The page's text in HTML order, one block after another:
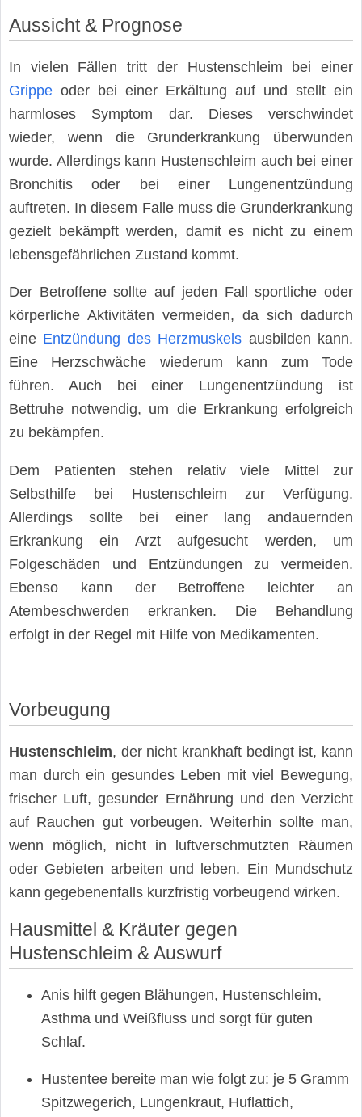
Aussicht & Prognose
In vielen Fällen tritt der Hustenschleim bei einer
Grippe oder bei einer Erkältung auf und stellt ein
harmloses Symptom dar. Dieses verschwindet
wieder, wenn die Grunderkrankung überwunden
wurde. Allerdings kann Hustenschleim auch bei einer
Bronchitis oder bei einer Lungenentzündung
auftreten. In diesem Falle muss die Grunderkrankung
gezielt bekämpft werden, damit es nicht zu einem
lebensgefährlichen Zustand kommt.
Der Betroffene sollte auf jeden Fall sportliche oder
körperliche Aktivitäten vermeiden, da sich dadurch
eine Entzündung des Herzmuskels ausbilden kann.
Eine Herzschwäche wiederum kann zum Tode
führen. Auch bei einer Lungenentzündung ist
Bettruhe notwendig, um die Erkrankung erfolgreich
zu bekämpfen.
Dem Patienten stehen relativ viele Mittel zur
Selbsthilfe bei Hustenschleim zur Verfügung.
Allerdings sollte bei einer lang andauernden
Erkrankung ein Arzt aufgesucht werden, um
Folgeschäden und Entzündungen zu vermeiden.
Ebenso kann der Betroffene leichter an
Atembeschwerden erkranken. Die Behandlung
erfolgt in der Regel mit Hilfe von Medikamenten.
Vorbeugung
Hustenschleim, der nicht krankhaft bedingt ist, kann
man durch ein gesundes Leben mit viel Bewegung,
frischer Luft, gesunder Ernährung und den Verzicht
auf Rauchen gut vorbeugen. Weiterhin sollte man,
wenn möglich, nicht in luftverschmutzten Räumen
oder Gebieten arbeiten und leben. Ein Mundschutz
kann gegebenenfalls kurzfristig vorbeugend wirken.
Hausmittel & Kräuter gegen
Hustenschleim & Auswurf
Anis hilft gegen Blähungen, Hustenschleim,
Asthma und Weißfluss und sorgt für guten
Schlaf.
Hustentee bereite man wie folgt zu: je 5 Gramm
Spitzwegerich, Lungenkraut, Huflattich,